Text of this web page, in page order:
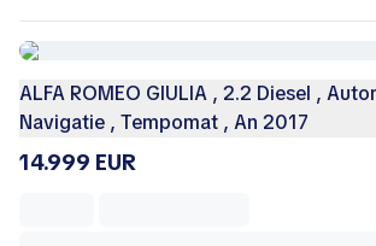
ALFA ROMEO GIULIA , 2.2 Diesel ,
Navigatie , Tempomat , An 2017
14.999 EUR